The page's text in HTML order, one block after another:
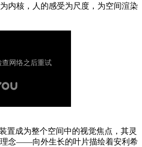
内核，人的感受为尺度，为空间渲染
置成为整个空间中的视觉焦点，其灵
念——向外生长的叶片描绘着安利希